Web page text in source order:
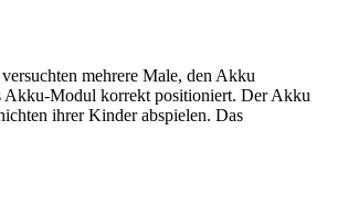
mehrere Male, den Akku
Akku-Modul korrekt positioniert. Der Akku
ihrer Kinder abspielen. Das